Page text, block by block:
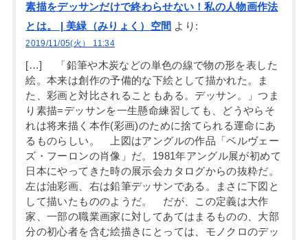
素描をデッサンだけで終わらせない！私の人物画作法
とは。 | 美緑（みりょく）空間 より:
2019/11/05(火） 11:34
[…] 「鉛筆や木炭などの単色の線で物の形を表した
絵。本来は創作の予備的な下絵として描かれた。ま
た、彩画と対比されることもある。デッサン。」つま
り素描=デッサンを一生懸命練習しても、どうやらそ
れは将来描く本作(彩画)のために捨てられる運命にあ
るものらしい。 上図はアングルの作品「ベルヴェー
ズ・フーロンの肖像」だ。1981年アングル展が初めて
日本にやってきた時の展示会カタログからの抜粋だ。
左は油彩画、右は鉛筆デッサンである。まさに下図と
して描いたもののようだ。 だが、この定義は大作
家、一部の職業画家に対してあてはまるものの、大部
分の初心者を含む絵描きにとっては、モノクロのデッ